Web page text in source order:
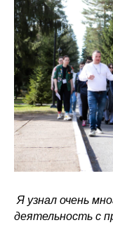
Я узнал очень
деятельность с